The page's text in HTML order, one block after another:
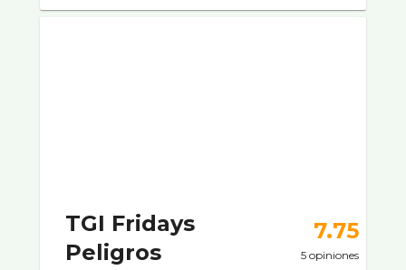
TGI Fridays
Peligros
7.75
5 opiniones